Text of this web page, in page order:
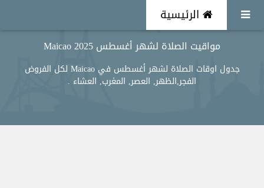
الرئيسية
مواقيت الصلاة لشهر أغسطس 2025 Maicao
جدول اوقات الصلاة لشهر أغسطس في Maicao لكل الفروض
الفجر,الظهر, العصر, المغرب, العشاء .